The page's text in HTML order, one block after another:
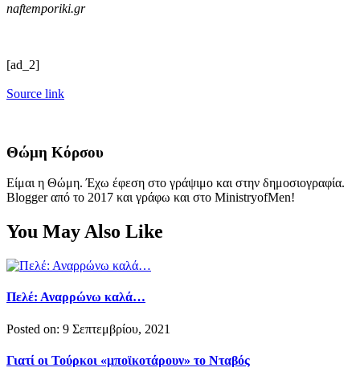
naftemporiki.gr
[ad_2]
Source link
Θώμη Κόρσου
Είμαι η Θώμη. Έχω έφεση στο γράψιμο και στην δημοσιογραφία.
Blogger από το 2017 και γράφω και στο MinistryofMen!
You May Also Like
Πελέ: Αναρρώνω καλά…
Posted on: 9 Σεπτεμβρίου, 2021
Γιατί οι Τούρκοι «μποϊκοτάρουν» το Νταβός